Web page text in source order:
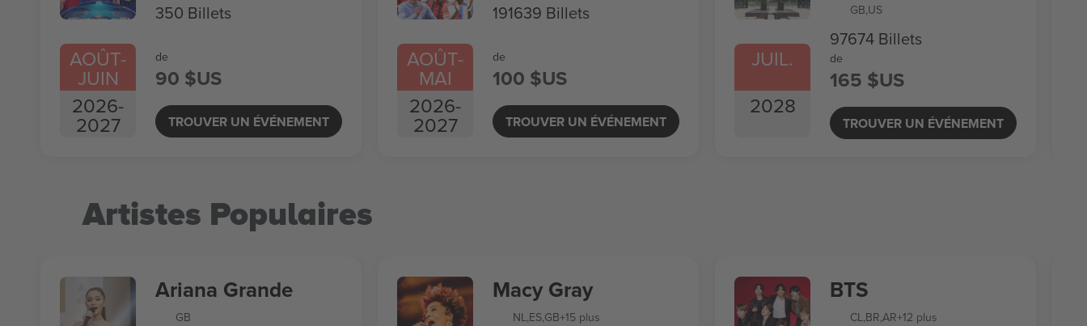
AOÛT-
JUIN
2026-
2027
350 Billets
de
90 $US
TROUVER UN ÉVÉNEMENT
AOÛT-
MAI
2026-
2027
191639 Billets
de
100 $US
TROUVER UN ÉVÉNEMENT
JUIL.
2028
GB,US
97674 Billets
de
165 $US
TROUVER UN ÉVÉNEMENT
Artistes Populaires
Ariana Grande
GB
Macy Gray
NL,ES,GB+15 plus
BTS
CL,BR,AR+12 plus